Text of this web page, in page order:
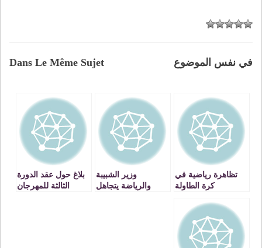
Dans Le Même Sujet في نفس الموضوع
تظاهرة رياضية في
كرة الطاولة
وزير الشبيبة
والرياضة يتجاهل
بلاغ حول عقد الدورة
الثالثة للمهرجان